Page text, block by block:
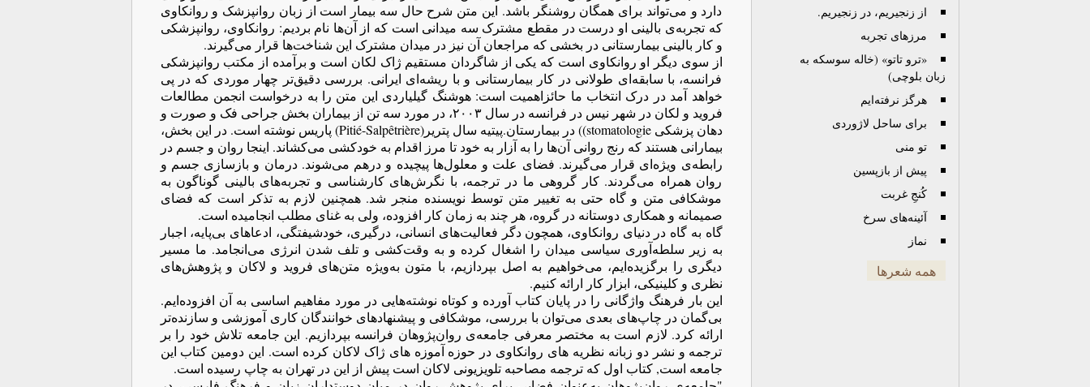
دارد و می‌تواند برای همگان روشنگر باشد. این متن شرح حال سه بیمار است از زبان روانپزشک و روانکاوی
که تجربه‌ی بالینی او درست در مقطع مشترک سه میدانی است که از آن‌ها نام بردیم: روانکاوی، روانپزشکی
و کار بالینی بیمارستانی در بخشی که مراجعان آن نیز در میدان مشترک این شناخت‌ها قرار می‌گیرند.
از سوی دیگر او روانکاوی است که یکی از شاگردان مستقیم ژاک لکان است و برآمده از مکتب روانپزشکی
فرانسه، با سابقه‌ای طولانی در کار بیمارستانی و با ریشه‌ای ایرانی. بررسی دقیق‌تر چهار موردی که در پی
خواهد آمد در درک انتخاب ما حائزاهمیت است: هوشنگ گیلیاردی این متن را به درخواست انجمن مطالعات
فروید و لکان در شهر نیس در فرانسه در سال ۲۰۰۳، در مورد سه تن از بیماران بخش جراحی فک و صورت و
دهان پزشکی stomatologie)) در بیمارستان.پیتیه سال پتریر(Pitié-Salpêtrière) پاریس نوشته است. در این بخش،
بیمارانی هستند که رنج روانی آن‌ها را به آزار به خود تا مرز اقدام به خودکشی می‌کشاند. اینجا روان و جسم در
رابطه‌ی ویژه‌ای قرار می‌گیرند. فضای علت و معلول‌ها پیچیده و درهم می‌شوند. درمان و بازسازی جسم و
روان همراه می‌گردند. کار گروهی ما در ترجمه، با نگرش‌های کارشناسی و تجربه‌های بالینی گوناگون به
موشکافی متن و گاه حتی به تغییر متن توسط نویسنده منجر شد. همچنین لازم به تذکر است که فضای
صمیمانه و همکاری دوستانه در گروه، هر چند به زمان کار افزوده، ولی به غنای مطلب انجامیده است.
گاه به گاه در دنیای روانکاوی، همچون دگر فعالیت‌های انسانی، درگیری، خودشیفتگی، ادعاهای بی‌پایه، اجبار
به زیر سلطه‌آوری سیاسی میدان را اشغال کرده و به وقت‌کشی و تلف شدن انرژی می‌انجامد. ما مسیر
دیگری را برگزیده‌ایم، می‌خواهیم به اصل بپردازیم، با متون به‌ویژه متن‌های فروید و لاکان و پژوهش‌های
نظری و کلینیکی، ابزار کار ارائه کنیم.
این بار فرهنگ واژگانی را در پایان کتاب آورده و کوتاه نوشته‌هایی در مورد مفاهیم اساسی به آن‌ افزوده‌ایم.
بی‌گمان در چاپ‌های بعدی می‌توان با بررسی، موشکافی و پیشنهادهای خوانندگان کاری آموزشی و سازنده‌تر
ارائه کرد. لازم است به مختصر معرفی جامعه‌ی روان‌پژوهان فرانسه بپردازیم. این جامعه تلاش خود را بر
ترجمه و نشر دو زبانه نظریه های روانکاوی در حوزه آموزه های ژاک لاکان کرده است. این دومین کتاب این
جامعه است, کتاب اول که ترجمه مصاحبه تلویزیونی لاکان است پیش از این در تهران به چاپ رسیده است.
از زنجیریم، در زنجیریم.
مرزهای تجربه
«ترو تاتو» (خاله سوسکه به
زبان بلوچی)
هرگز نرفته‌ایم
برای ساحل لاژوردی
تو منی
پیش از بازپسین
کُنجِ غربت
آئینه‌های سرخ
نماز
همه شعرها